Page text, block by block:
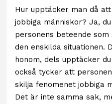
Hur upptäcker man då
jobbiga människor? Ja,
personens beteende
den enskilda situationen.
honom, dels upptäcker
också tycker att
skilja fenomenet jobbiga
Det är inte samma sak,